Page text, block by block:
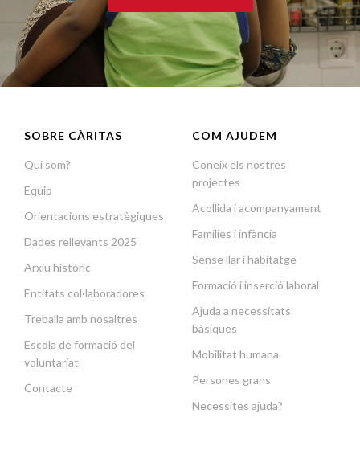
SOBRE CÀRITAS
Qui som?
Equip
Orientacions estratègiques
Dades rellevants 2025
Arxiu històric
Entitats col·laboradores
Treballa amb nosaltres
Escola de formació del
voluntariat
Contacte
COM AJUDEM
Coneix els nostres
projectes
Acollida i acompanyament
Famílies i infància
Sense llar i habitatge
Formació i inserció laboral
Ajuda a necessitats
bàsiques
Mobilitat humana
Persones grans
Necessites ajuda?